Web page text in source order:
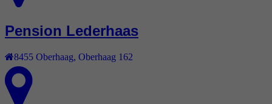
Pension Lederhaas
8455 Oberhaag, Oberhaag 162